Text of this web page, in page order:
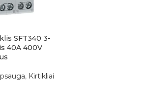
SFT340 3-
40A 400V
, Kirtikliai